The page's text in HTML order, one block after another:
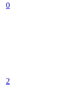
0
2